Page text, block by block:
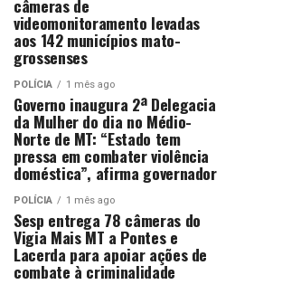
câmeras de
videomonitoramento levadas
aos 142 municípios mato-
grossenses
POLÍCIA 1 mês ago
Governo inaugura 2ª Delegacia
da Mulher do dia no Médio-
Norte de MT: “Estado tem
pressa em combater violência
doméstica”, afirma governador
POLÍCIA 1 mês ago
Sesp entrega 78 câmeras do
Vigia Mais MT a Pontes e
Lacerda para apoiar ações de
combate à criminalidade